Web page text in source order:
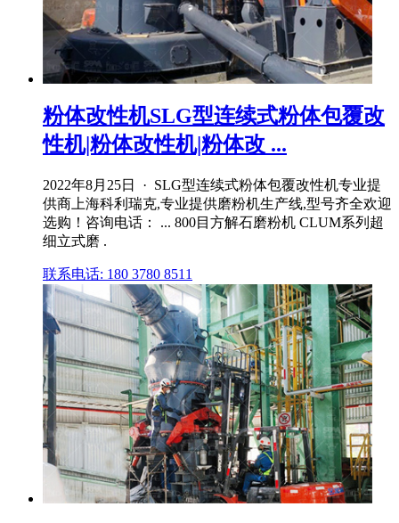
粉体改性机SLG型连续式粉体包覆改
性机|粉体改性机|粉体改 ...
2022年8月25日 · SLG型连续式粉体包覆改性机专业提
供商上海科利瑞克,专业提供磨粉机生产线,型号齐全欢迎
选购！咨询电话： ... 800目方解石磨粉机 CLUM系列超
细立式磨 .
联系电话: 180 3780 8511